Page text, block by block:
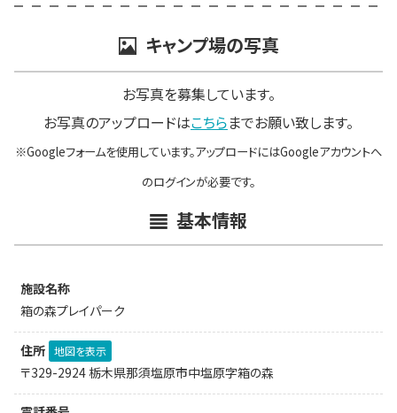
キャンプ場の写真
お写真を募集しています。
お写真のアップロードはこちらまでお願い致します。
※Googleフォームを使用しています。アップロードにはGoogleアカウントへ
のログインが必要です。
基本情報
施設名称
箱の森プレイパーク
住所 地図を表示
〒329-2924 栃木県那須塩原市中塩原字箱の森